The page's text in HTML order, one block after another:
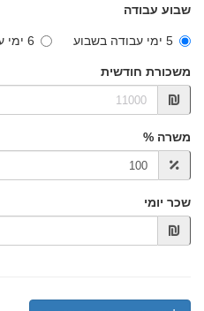
שבוע עבודה
5 ימי עבודה בשבוע 6 ימי עבודה בשבוע
משכורת חודשית
משרה %
שכר יומי